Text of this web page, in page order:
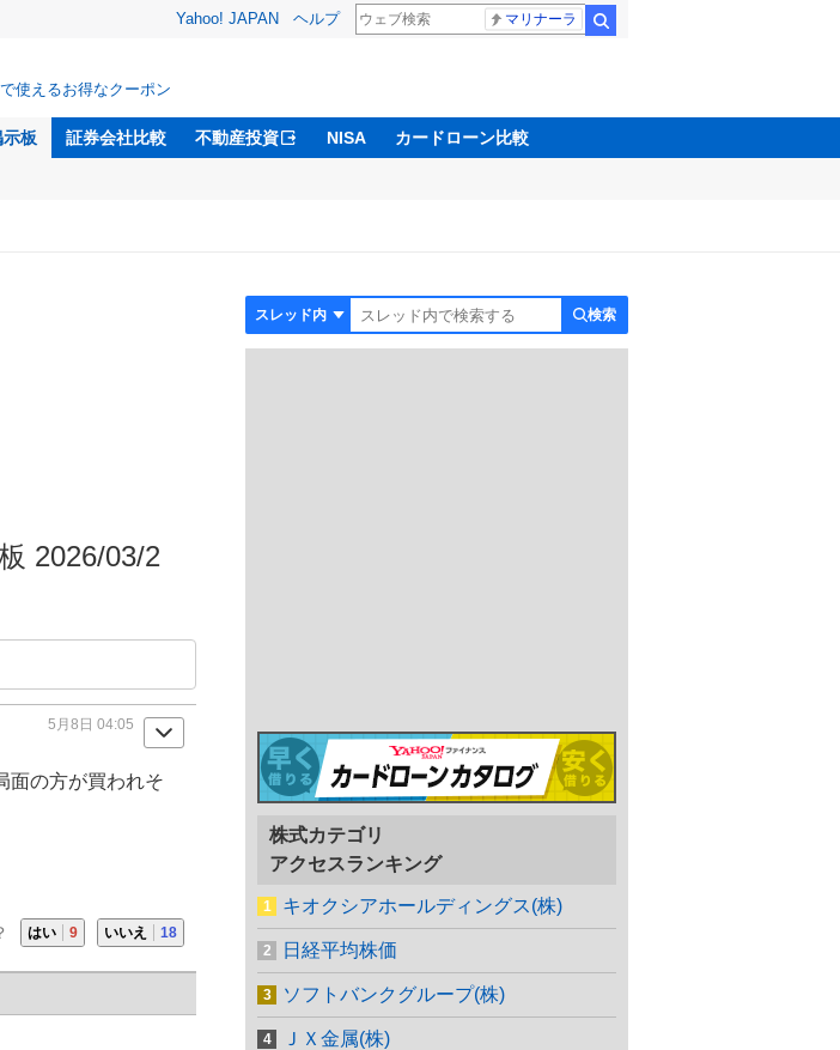
Yahoo! JAPAN ヘルプ マリナーラ
使えるお得なクーポン
示板 証券会社比較 不動産投資 NISA カードローン比較
検索
2026/03/2
5月8日 04:05
面の方が買われそ
はい 9 いいえ 18
株式カテゴリ
アクセスランキング
キオクシアホールディングス(株)
日経平均株価
ソフトバンクグループ(株)
ＪＸ金属(株)